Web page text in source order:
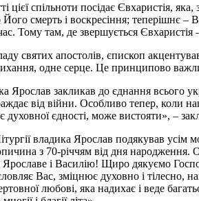
цієї спільноти посідає Євхаристія,
смерть і воскресіння; теперішнє –
Тому там, де звершується
святих апостолів, єпископ
одне серце. Це принципово
Ярослав закликав до єднання всього
від війни. Особливо тепер,
духовної єдності, може вистояти», –
владика Ярослав подякував
з 70-річчям від дня
Ярославе і Василію! Щиро дякуємо
Вас, зміцнює духовно і тілесно,
любові, яка надихає і веде